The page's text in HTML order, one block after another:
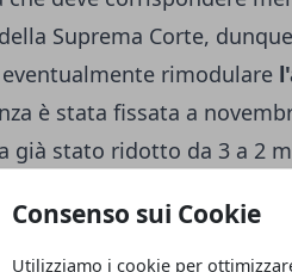
Consenso sui Cookie
Utilizziamo i cookie per
Suprema Corte,
rimodulare
è stata fissata a
già stato ridotto da 3 a 2
fine dell'anno, dunque,
somma a Veronica
di vitache la donna